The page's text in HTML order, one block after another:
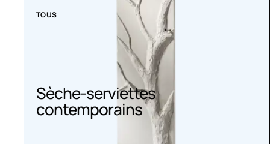
TOUS
Sèche-serviettes
contemporains